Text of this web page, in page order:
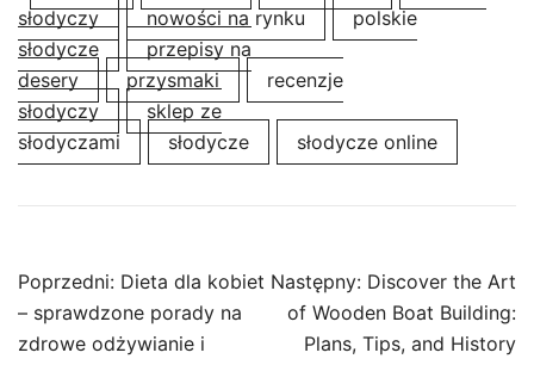
słodyczy
nowości na rynku
polskie
słodycze
przepisy na
desery
przysmaki
recenzje
słodyczy
sklep ze
słodyczami
słodycze słodycze online
Nawigacja
wpisu
Poprzedni: Dieta dla kobiet
– sprawdzone porady na
zdrowe odżywianie i
Następny: Discover the Art
of Wooden Boat Building:
Plans, Tips, and History